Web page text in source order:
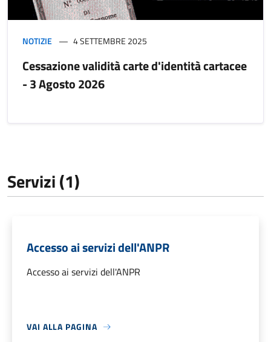
NOTIZIE 4 SETTEMBRE 2025
Cessazione validità carte d'identità cartacee
- 3 Agosto 2026
Servizi (1)
Accesso ai servizi dell'ANPR
Accesso ai servizi dell'ANPR
VAI ALLA PAGINA